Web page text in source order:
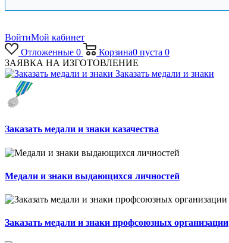
ВойтиМой кабинет
Отложенные 0 Корзина0 пуста 0
ЗАЯВКА НА ИЗГОТОВЛЕНИЕ
Заказать медали и знаки
Заказать медали и знаки казачества
Медали и знаки выдающихся личностей
Заказать медали и знаки профсоюзных организации